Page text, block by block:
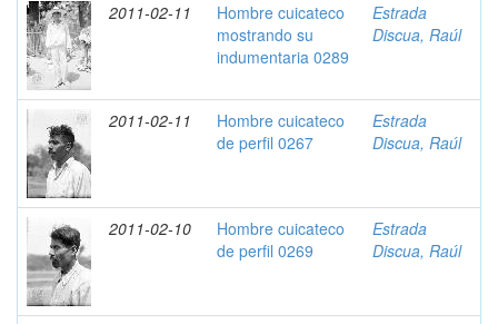
2011-02-11
Hombre cuicateco
mostrando su
indumentaria 0289
Estrada
Discua, Raúl
2011-02-11
Hombre cuicateco
de perfil 0267
Estrada
Discua, Raúl
2011-02-10
Hombre cuicateco
de perfil 0269
Estrada
Discua, Raúl